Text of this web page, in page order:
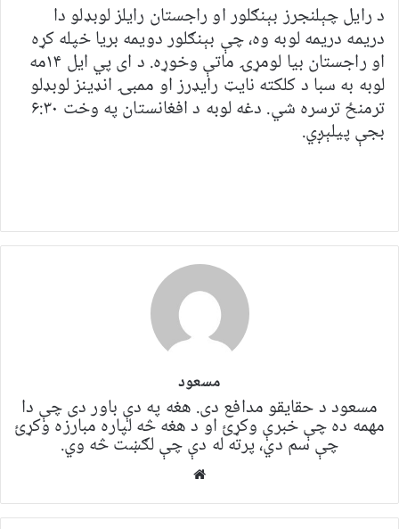
د رایل چېلنجرز بېنګلور او راجستان رایلز لوبډلو دا
دریمه دریمه لوبه وه، چې بېنګلور دویمه بریا خپله کړه
او راجستان بیا لومړۍ ماتې وخوړه. د ای پي ایل ۱۴مه
لوبه به سبا د کلکته نایټ رایډرز او ممبۍ انډینز لوبډلو
ترمنځ ترسره شي. دغه لوبه د افغانستان په وخت ۶:۳۰
بجې پیلېږي.
مسعود
مسعود د حقایقو مدافع دی. هغه په ​​​​دې باور دی چې دا
مهمه ده چې خبرې وکړئ او د هغه څه لپاره مبارزه وکړئ
چې سم دي، پرته له دې چې لګښت څه وي.